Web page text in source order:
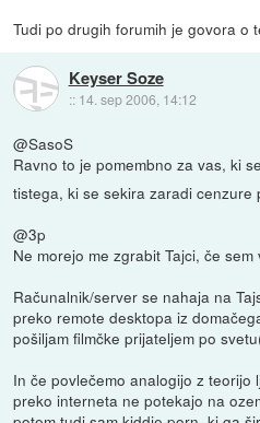
Tudi po drugih forumih je govora o
Keyser Soze
:: 14. sep 2006, 14:12
@SasoS
Ravno to je pomembno za vas, ki
tistega, ki se sekira zaradi cenzure
@3p
Ne morejo me zgrabit Tajci, če sem
Računalnik/server se nahaja na
preko remote desktopa iz
pošiljam filmčke prijateljem po
In če povlečemo analogijo z teorijo
preko interneta ne potekajo na